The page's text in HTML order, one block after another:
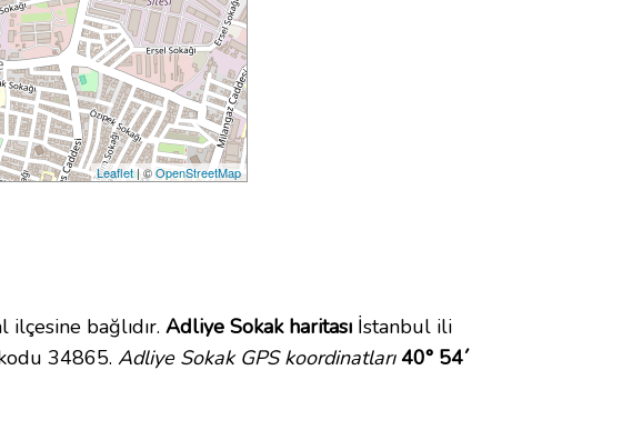
Leaflet| ©OpenStreetMap
bağlıdır. Adliye Sokak haritası İstanbul ili
34865. Adliye Sokak GPS koordinatları 40° 54´